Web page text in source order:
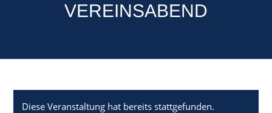
VEREINSABEND
Diese Veranstaltung hat bereits stattgefunden.